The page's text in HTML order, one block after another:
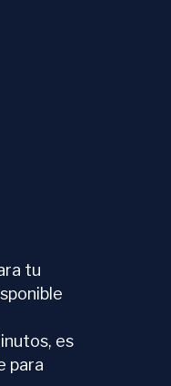
tu
es
para